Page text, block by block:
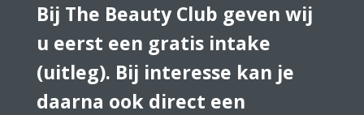
Bij The Beauty Club geven wij
u eerst een gratis intake
(uitleg). Bij interesse kan je
daarna ook direct een